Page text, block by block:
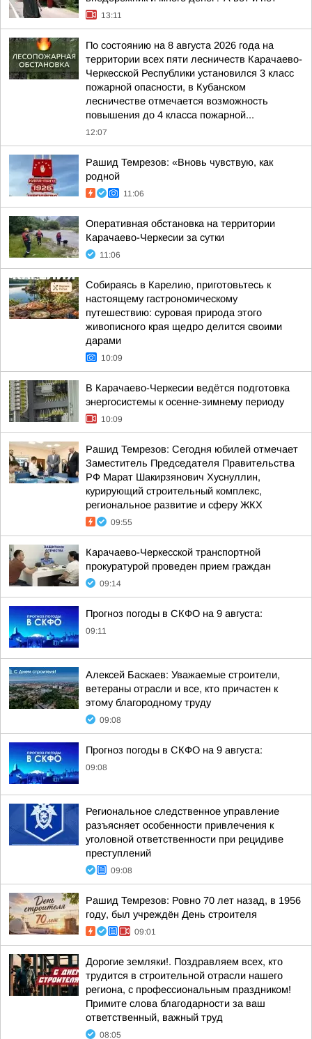
13:11
По состоянию на 8 августа 2026 года на
территории всех пяти лесничеств Карачаево-
Черкесской Республики установился 3 класс
пожарной опасности, в Кубанском
лесничестве отмечается возможность
повышения до 4 класса пожарной...
12:07
Рашид Темрезов: «Вновь чувствую, как
родной
11:06
Оперативная обстановка на территории
Карачаево-Черкесии за сутки
11:06
Собираясь в Карелию, приготовьтесь к
настоящему гастрономическому
путешествию: суровая природа этого
живописного края щедро делится своими
дарами
10:09
В Карачаево-Черкесии ведётся подготовка
энергосистемы к осенне-зимнему периоду
10:09
Рашид Темрезов: Сегодня юбилей отмечает
Заместитель Председателя Правительства
РФ Марат Шакирзянович Хуснуллин,
курирующий строительный комплекс,
региональное развитие и сферу ЖКХ
09:55
Карачаево-Черкесской транспортной
прокуратурой проведен прием граждан
09:14
Прогноз погоды в СКФО на 9 августа:
09:11
Алексей Баскаев: Уважаемые строители,
ветераны отрасли и все, кто причастен к
этому благородному труду
09:08
Прогноз погоды в СКФО на 9 августа:
09:08
Региональное следственное управление
разъясняет особенности привлечения к
уголовной ответственности при рецидиве
преступлений
09:08
Рашид Темрезов: Ровно 70 лет назад, в 1956
году, был учреждён День строителя
09:01
Дорогие земляки!. Поздравляем всех, кто
трудится в строительной отрасли нашего
региона, с профессиональным праздником!
Примите слова благодарности за ваш
ответственный, важный труд
08:05